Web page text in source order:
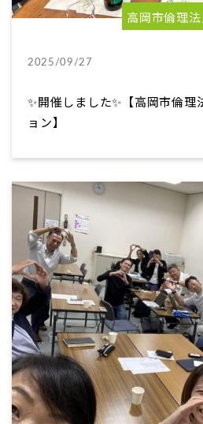
高岡市倫理
2025/09/27
✨開催しました✨【高岡市倫理
ョン】